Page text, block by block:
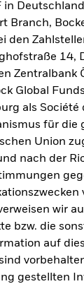
in
Branch,
den
14,
Zentralbank
Global
als Société
für die
Union
nach der
wir
bzw. die
auf
gestellten